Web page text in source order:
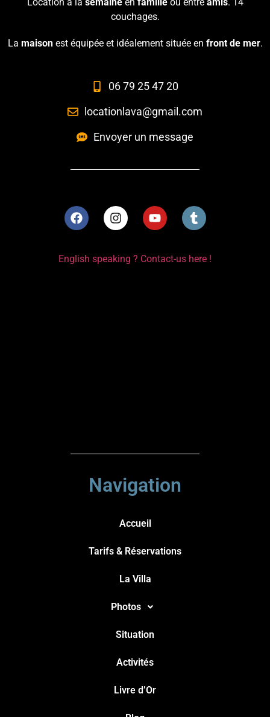
Location à la semaineen familleou entre amis. 14
couchages.
La maisonest équipée et idéalement située en front de mer.
06 79 25 47 20
locationlava@gmail.com
Envoyer un message
English speaking ? Contact-us here !
Navigation
Accueil
Tarifs & Réservations
La Villa
Photos
Situation
Activités
Livre d’Or